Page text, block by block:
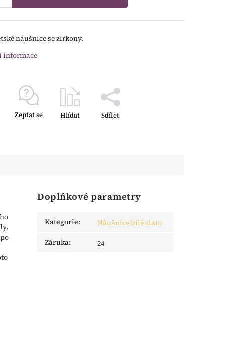
náušnice se zirkony.
informace
Zeptat se Hlídat Sdílet
Doplňkové parametry
Kategorie:
Náušnice bílé zlato
Záruka: 24